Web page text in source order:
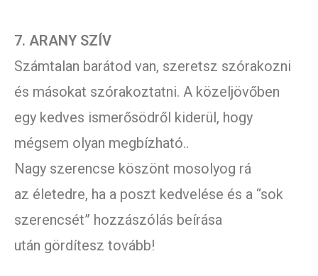
7. ARANY SZÍV
Számtalan barátod van, szeretsz szórakozni
és másokat szórakoztatni. A közeljövőben
egy kedves ismerősödről kiderül, hogy
mégsem olyan megbízható..
Nagy szerencse köszönt mosolyog rá
az életedre, ha a poszt kedvelése és a “sok
szerencsét” hozzászólás beírása
után gördítesz tovább!